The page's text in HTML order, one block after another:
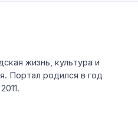
жизнь, культура и
Портал родился в год